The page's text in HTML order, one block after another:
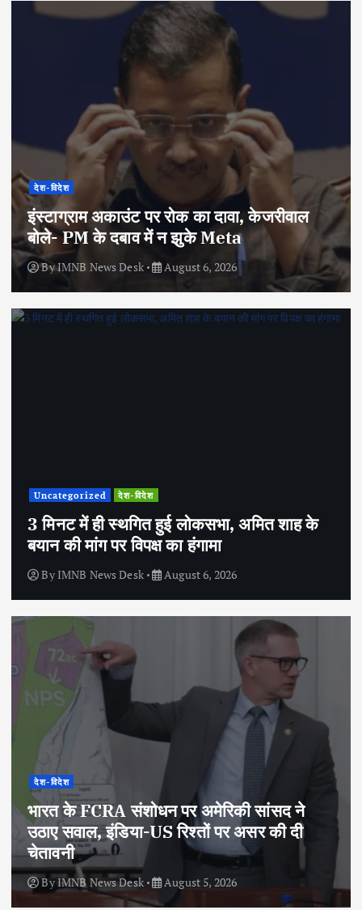
देश-विदेश
इंस्टाग्राम अकाउंट पर रोक का दावा, केजरीवाल
बोले- PM के दबाव में न झुके Meta
ByIMNB News Desk August 6, 2026
Uncategorized देश-विदेश
3 मिनट में ही स्थगित हुई लोकसभा, अमित शाह के
बयान की मांग पर विपक्ष का हंगामा
By IMNB News Desk August 6, 2026
देश-विदेश
भारत के FCRA संशोधन पर अमेरिकी सांसद ने
उठाए सवाल, इंडिया-US रिश्तों पर असर की दी
चेतावनी
ByIMNB News Desk August 5, 2026